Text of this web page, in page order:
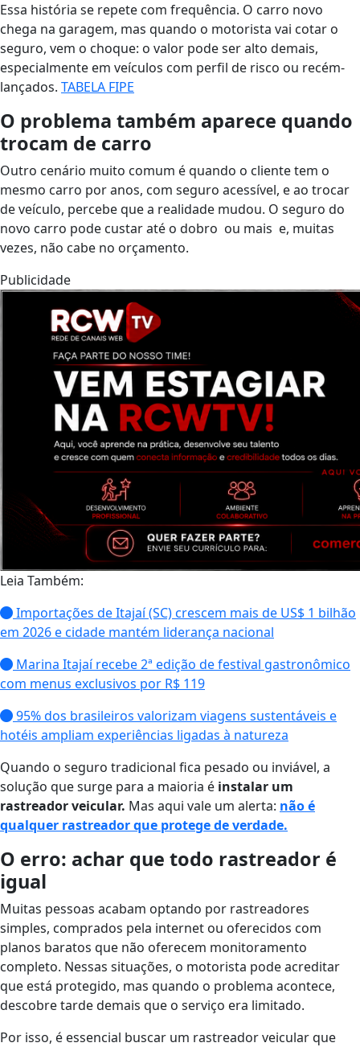
Essa história se repete com frequência. O carro novo
chega na garagem, mas quando o motorista vai cotar o
seguro, vem o choque: o valor pode ser alto demais,
especialmente em veículos com perfil de risco ou recém-
lançados. TABELA FIPE
O problema também aparece quando
trocam de carro
Outro cenário muito comum é quando o cliente tem o
mesmo carro por anos, com seguro acessível, e ao trocar
de veículo, percebe que a realidade mudou. O seguro do
novo carro pode custar até o dobro ou mais e, muitas
vezes, não cabe no orçamento.
Publicidade
Leia Também:
Importações de Itajaí (SC) crescem mais de US$ 1 bilhão
em 2026 e cidade mantém liderança nacional
Marina Itajaí recebe 2ª edição de festival gastronômico
com menus exclusivos por R$ 119
95% dos brasileiros valorizam viagens sustentáveis e
hotéis ampliam experiências ligadas à natureza
Quando o seguro tradicional fica pesado ou inviável, a
solução que surge para a maioria é instalar um
rastreador veicular. Mas aqui vale um alerta: não é
qualquer rastreador que protege de verdade.
O erro: achar que todo rastreador é
igual
Muitas pessoas acabam optando por rastreadores
simples, comprados pela internet ou oferecidos com
planos baratos que não oferecem monitoramento
completo. Nessas situações, o motorista pode acreditar
que está protegido, mas quando o problema acontece,
descobre tarde demais que o serviço era limitado.
Por isso, é essencial buscar um rastreador veicular que